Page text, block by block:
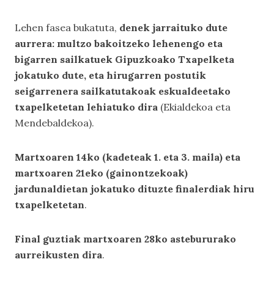
Lehen fasea bukatuta, denek jarraituko dute
aurrera: multzo bakoitzeko lehenengo eta
bigarren sailkatuek Gipuzkoako Txapelketa
jokatuko dute, eta hirugarren postutik
seigarrenera sailkatutakoak eskualdeetako
txapelketetan lehiatuko dira (Ekialdekoa eta
Mendebaldekoa).
Martxoaren 14ko (kadeteak 1. eta 3. maila) eta
martxoaren 21eko (gainontzekoak)
jardunaldietan jokatuko dituzte finalerdiak hiru
txapelketetan.
Final guztiak martxoaren 28ko astebururako
aurreikusten dira.